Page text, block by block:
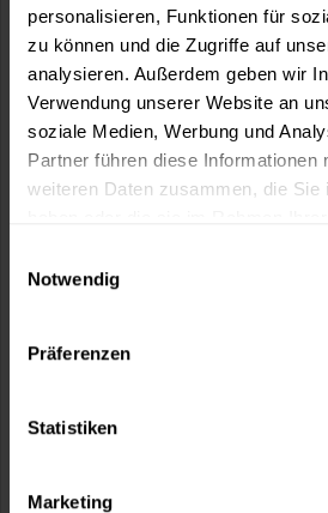
personalisieren, Funktionen für
zu können und die Zugriffe auf
analysieren. Außerdem geben wir
Verwendung unserer Website an
soziale Medien, Werbung und
Partner führen diese Informationen
weiteren Daten zusammen, die Sie
Notwendig
Präferenzen
Statistiken
Marketing
Merken Fragen zum
Artikel-Nr.: STA0006
Sie möchten eine größere
und wünschen ein
Kostenloser Versand ab 60 EUR
Persönliche Beratung unter